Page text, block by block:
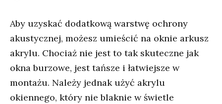
Aby uzyskać dodatkową warstwę ochrony
akustycznej, możesz umieścić na oknie arkusz
akrylu. Chociaż nie jest to tak skuteczne jak
okna burzowe, jest tańsze i łatwiejsze w
montażu. Należy jednak użyć akrylu
okiennego, który nie blaknie w świetle